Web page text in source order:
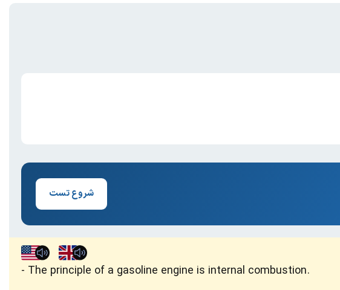
شروع تست
The principle of a gasoline engine is internal combustion.